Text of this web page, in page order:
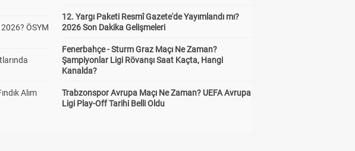
ÖSYM
Alım
12. Yargı Paketi Resmî Gazete'de Yayımlandı mı?
2026 Son Dakika Gelişmeleri
Fenerbahçe - Sturm Graz Maçı Ne Zaman?
Şampiyonlar Ligi Rövanşı Saat Kaçta, Hangi
Kanalda?
Trabzonspor Avrupa Maçı Ne Zaman? UEFA Avrupa
Ligi Play-Off Tarihi Belli Oldu